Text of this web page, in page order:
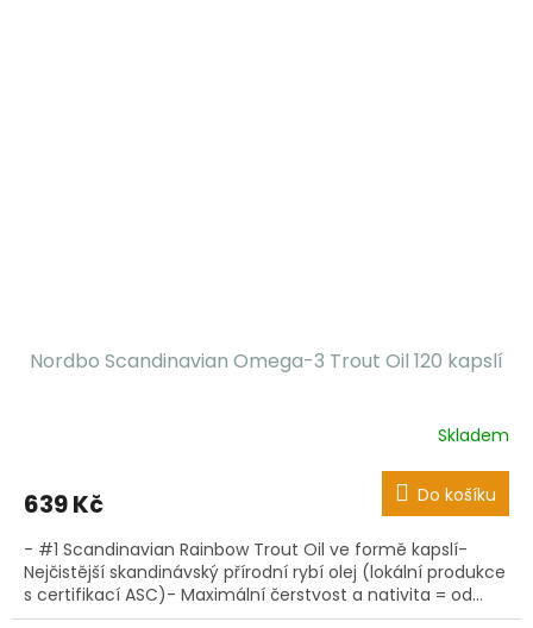
Nordbo Scandinavian Omega-3 Trout Oil 120 kapslí
Skladem
639 Kč Do košíku
- #1 Scandinavian Rainbow Trout Oil ve formě kapslí-
Nejčistější skandinávský přírodní rybí olej (lokální produkce
s certifikací ASC)- Maximální čerstvost a nativita = od...